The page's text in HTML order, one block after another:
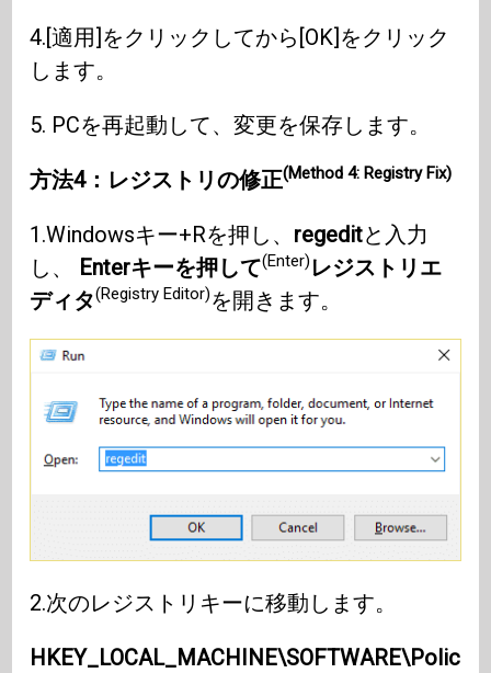
4.[適用]をクリックしてから[OK]をクリック
します。
5. PCを再起動して、変更を保存します。
方法4：レジストリの修正(Method 4: Registry Fix)
1.Windowsキー+Rを押し、 regeditと入力
し、 Enterキーを押して(Enter) レジストリエ
ディタ(Registry Editor)を開きます。
2.次のレジストリキーに移動します。
HKEY_LOCAL_MACHINE\SOFTWARE\Polic